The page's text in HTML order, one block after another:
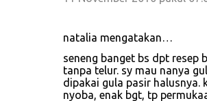
natalia mengatakan…
seneng banget bs dpt resep
tanpa telur. sy mau nanya
dipakai gula pasir halusnya.
nyoba, enak bgt, tp